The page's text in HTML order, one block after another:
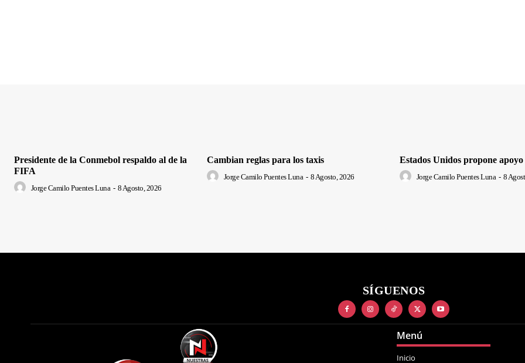
Presidente de la Conmebol respaldo al de la
FIFA
Jorge Camilo Puentes Luna - 8 Agosto, 2026
Cambian reglas para los taxis
Jorge Camilo Puentes Luna - 8 Agosto, 2026
Estados Unidos propone
Jorge Camilo Puentes Luna - 8
SÍGUENOS
Menú
Inicio